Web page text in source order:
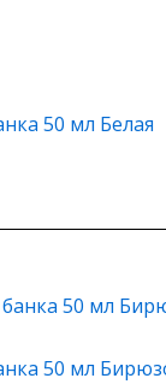
50 мл Белая
50 мл